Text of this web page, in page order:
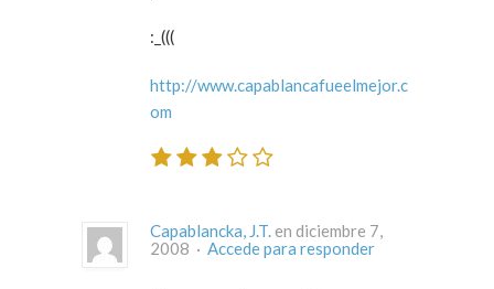
:_(((
http://www.capablancafueelmejor.c
om
Capablancka, J.T. en diciembre 7,
2008 · Accede para responder